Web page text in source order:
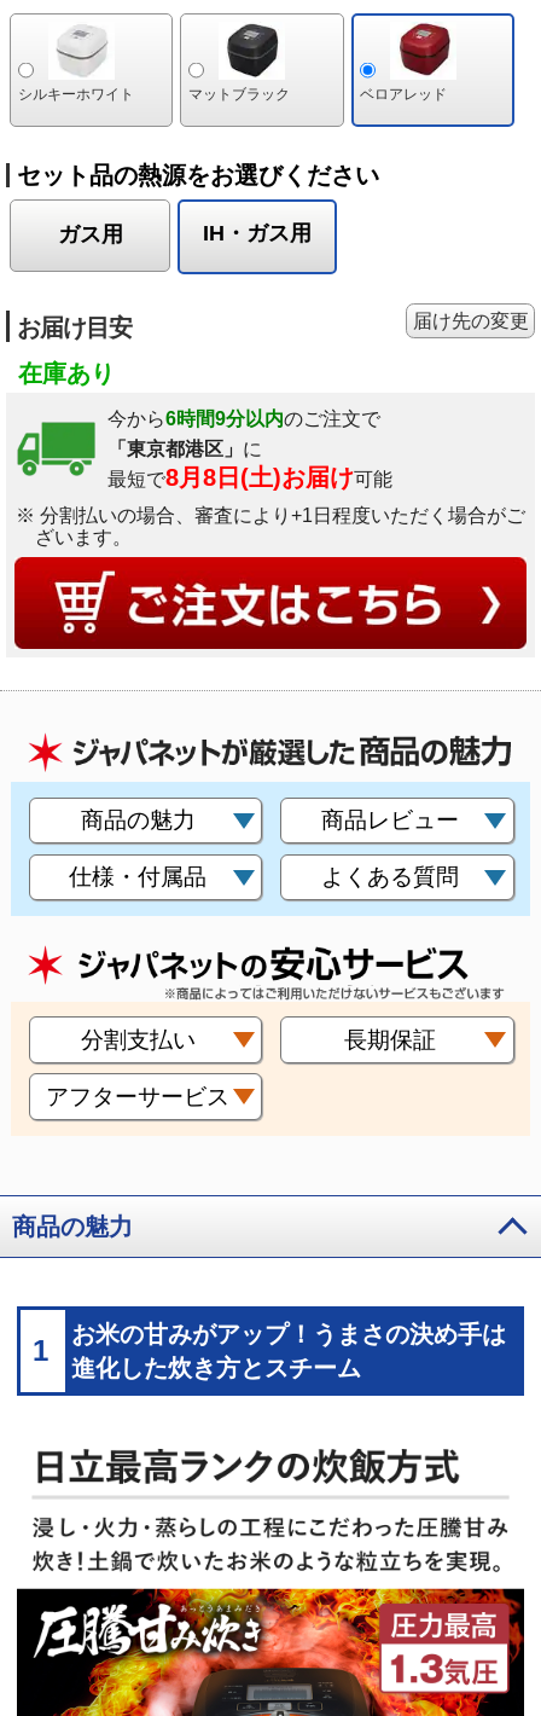
シルキーホワイト マットブラック ベロアレッド
セット品の熱源をお選びください
ガス用 IH・ガス用
お届け目安
在庫あり
今から6時間9分以内のご注文で
「東京都港区」 に
最短で8月8日(土)お届け可能
※ 分割払いの場合、審査により+1日程度いただく場合がご
ざいます。
届け先の変更
商品の魅力 商品レビュー
仕様・付属品 よくある質問
分割支払い 長期保証
アフターサービス
商品の魅力
1
お米の甘みがアップ！うまさの決め手は
進化した炊き方とスチーム